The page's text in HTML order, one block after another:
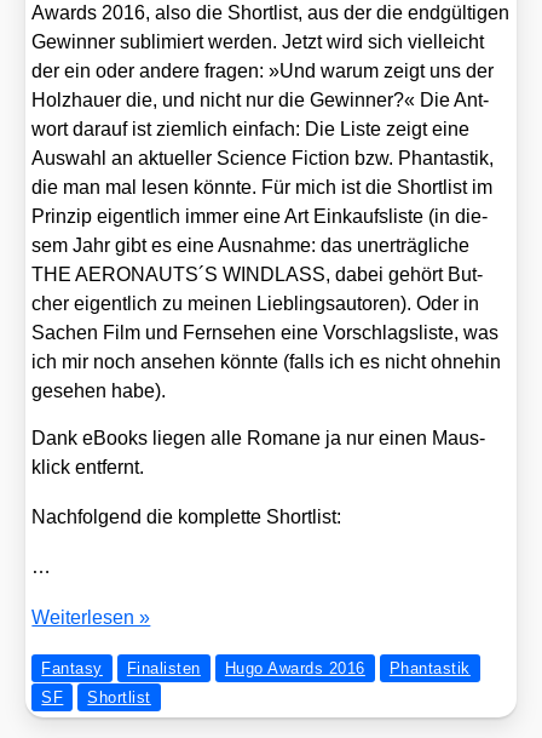
Awards 2016, also die Short­list, aus der die end­gül­ti­gen
Gewin­ner sub­li­miert wer­den. Jetzt wird sich viel­leicht
der ein oder ande­re fra­gen: »Und war­um zeigt uns der
Holz­hau­er die, und nicht nur die Gewin­ner?« Die Ant­
wort dar­auf ist ziem­lich ein­fach: Die Lis­te zeigt eine
Aus­wahl an aktu­el­ler Sci­ence Fic­tion bzw. Phan­tas­tik,
die man mal lesen könn­te. Für mich ist die Short­list im
Prin­zip eigent­lich immer eine Art Ein­kaufs­lis­te (in die­
sem Jahr gibt es eine Aus­nah­me: das uner­träg­li­che
THE AERONAUTS´S WINDLASS, dabei gehört But­
cher eigent­lich zu mei­nen Lieb­lings­au­toren). Oder in
Sachen Film und Fern­se­hen eine Vor­schlags­lis­te, was
ich mir noch anse­hen könn­te (falls ich es nicht ohne­hin
gese­hen habe).
Dank eBooks lie­gen alle Roma­ne ja nur einen Maus­
klick ent­fernt.
Nach­fol­gend die kom­plet­te Short­list:
…
Hugo
2016
–
Wei­ter­le­sen »
Fantasy Finalisten Hugo Awards 2016
Phantastik
SF
Shortlist